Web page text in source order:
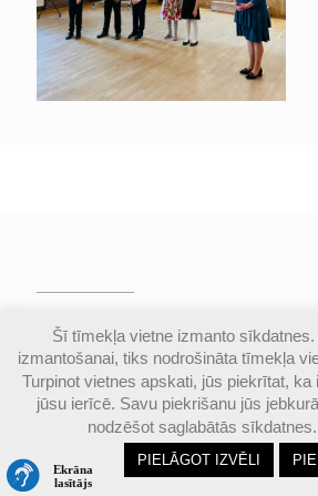
© Valmieras Gaujas krasta
autortiesības aizsargātas |
paziņojums
Šī tīmekļa vietne izmanto
izmantošanai, tiks nodrošināta tīmekļa
Turpinot vietnes apskati, jūs piekrītat,
jūsu ierīcē. Savu piekrišanu jūs
nodzēšot saglabātās sīkdatnes.
PIELĀGOT IZVĒLI
Email